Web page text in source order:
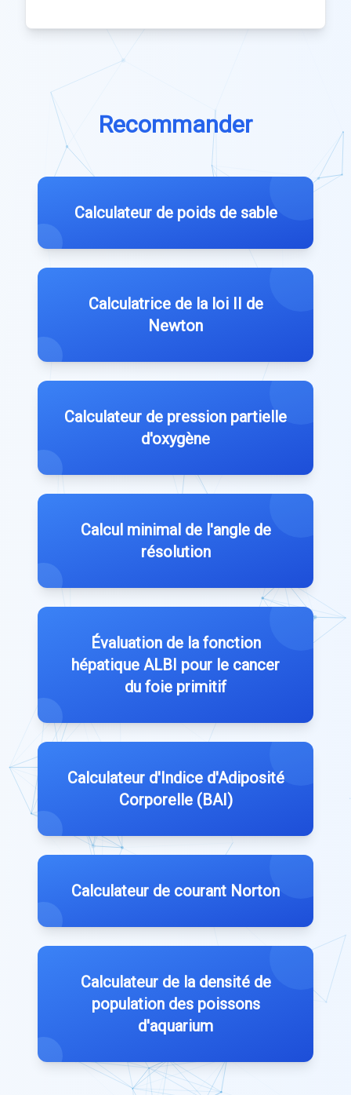
Recommander
Calculateur de poids de sable
Calculatrice de la loi II de
Newton
Calculateur de pression partielle
d'oxygène
Calcul minimal de l'angle de
résolution
Évaluation de la fonction
hépatique ALBI pour le cancer
du foie primitif
Calculateur d'Indice d'Adiposité
Corporelle (BAI)
Calculateur de courant Norton
Calculateur de la densité de
population des poissons
d'aquarium